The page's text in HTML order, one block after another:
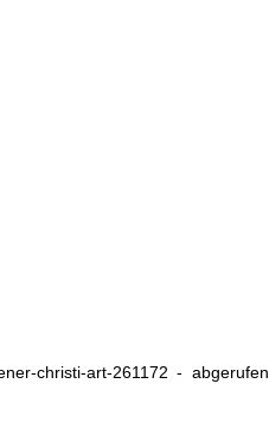
christi-art-261172 - abgerufen